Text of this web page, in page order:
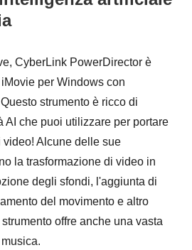
CyberLink PowerDirector è
per Windows con
strumento è ricco di
AI che puoi utilizzare per portare
video! Alcune delle sue
la trasformazione di video in
degli sfondi, l'aggiunta di
del movimento e altro
offre anche una vasta